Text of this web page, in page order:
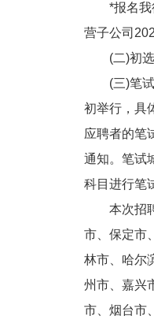
*报名我行
营子公司
(二)初选
(三)笔试
初举行，具
应聘者的笔
通知。笔试
科目进行笔
本次招聘
市、保定市
林市、哈尔
州市、嘉兴
市、烟台市